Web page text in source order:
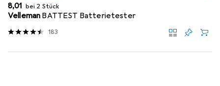
EUR
8,01 bei 2 Stück
Velleman BATTEST Batterietester
183